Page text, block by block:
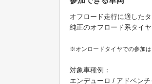
オフロード走行に適した
純正のオフロード系タイ
※オンロードタイヤでの参加は
対象車種例：
エンデューロ / アドベン